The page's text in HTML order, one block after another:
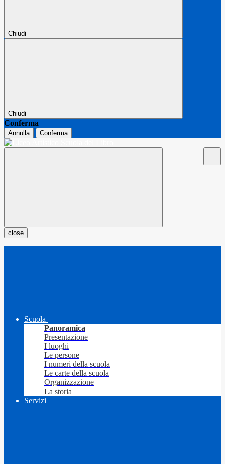
Chiudi
Chiudi
Conferma
Annulla Conferma
close
Scuola
Panoramica
Presentazione
I luoghi
Le persone
I numeri della scuola
Le carte della scuola
Organizzazione
La storia
Servizi